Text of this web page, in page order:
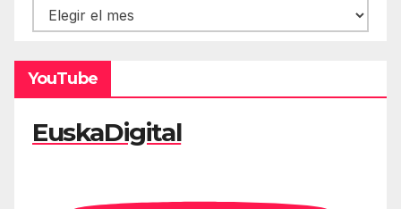
Hemeroteca
YouTube
EuskaDigital